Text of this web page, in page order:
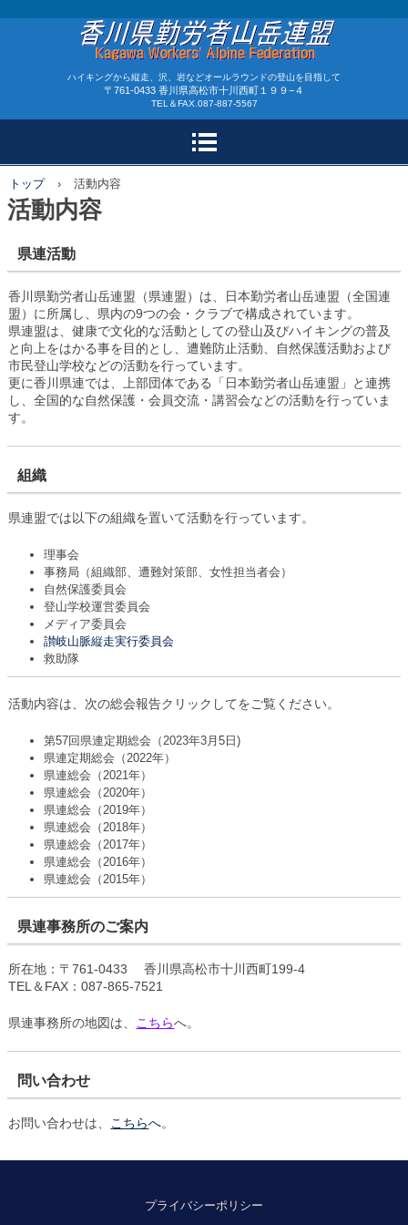
香川県勤労者山岳連盟
ハイキングから縦走、沢、岩などオールラウンドの登山を目指して
〒761-0433 香川県高松市十川西町１９９−４
TEL＆FAX.087-887-5567
トップ › 活動内容
活動内容
県連活動
香川県勤労者山岳連盟（県連盟）は、日本勤労者山岳連盟（全国連
盟）に所属し、県内の9つの会・クラブで構成されています。
県連盟は、健康で文化的な活動としての登山及びハイキングの普及
と向上をはかる事を目的とし、遭難防止活動、自然保護活動および
市民登山学校などの活動を行っています。
更に香川県連では、上部団体である「日本勤労者山岳連盟」と連携
し、全国的な自然保護・会員交流・講習会などの活動を行っていま
す。
組織
県連盟では以下の組織を置いて活動を行っています。
理事会
事務局（組織部、遭難対策部、女性担当者会）
自然保護委員会
登山学校運営委員会
メディア委員会
讃岐山脈縦走実行委員会
救助隊
活動内容は、次の総会報告クリックしてをご覧ください。
第57回県連定期総会（2023年3月5日)
県連定期総会（2022年）
県連総会（2021年）
県連総会（2020年）
県連総会（2019年）
県連総会（2018年）
県連総会（2017年）
県連総会（2016年）
県連総会（2015年）
県連事務所のご案内
所在地：〒761-0433 香川県高松市十川西町199-4
TEL＆FAX：087-865-7521
県連事務所の地図は、 こちらへ。
問い合わせ
お問い合わせは、 こちらへ。
プライバシーポリシー